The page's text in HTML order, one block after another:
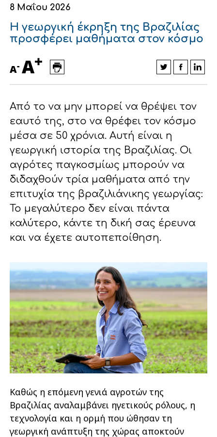
Οικονομικά στοιχεία
Εταιρική δομή
Καινοτομία
Επικοινωνία
Πως θα μας βρείτε
ΑΚΟΛΟΥΘΗΣΤΕ ΜΑΣ
Εξαγωγές
Συνέδρια
Πως θα μας βρείτε
ΑΚΟΛΟΥΘΗΣΤΕ ΜΑΣ
Ευφυής γεωργία
Συμβουλευτική στο χωράφι
Εκκόκκιση για λογαριασμό του
παραγωγού
Πως θα μας βρείτε
ΑΚΟΛΟΥΘΗΣΤΕ ΜΑΣ
Αλυσίδα βάμβακος
Πως θα μας βρείτε
ΑΚΟΛΟΥΘΗΣΤΕ ΜΑΣ
Κλωστοϋφαντουργία - Ένδυση
Εταιρικά νέα
Πως θα μας βρείτε
ΑΚΟΛΟΥΘΗΣΤΕ ΜΑΣ
Πως θα μας βρείτε
ΑΚΟΛΟΥΘΗΣΤΕ ΜΑΣ
8 Μαΐου 2026
Η γεωργική έκρηξη της Βραζιλίας
προσφέρει μαθήματα στον κόσμο
A- A+
Από το να μην μπορεί να θρέψει τον
εαυτό της, στο να θρέφει τον κόσμο
μέσα σε 50 χρόνια. Αυτή είναι η
γεωργική ιστορία της Βραζιλίας. Οι
αγρότες παγκοσμίως μπορούν να
διδαχθούν τρία μαθήματα από την
επιτυχία της βραζιλιάνικης γεωργίας:
Το μεγαλύτερο δεν είναι πάντα
καλύτερο, κάντε τη δική σας έρευνα
και να έχετε αυτοπεποίθηση.
Καθώς η επόμενη γενιά αγροτών της
Βραζιλίας αναλαμβάνει ηγετικούς ρόλους, η
τεχνολογία και η ορμή που ώθησαν τη
γεωργική ανάπτυξη της χώρας αποκτούν